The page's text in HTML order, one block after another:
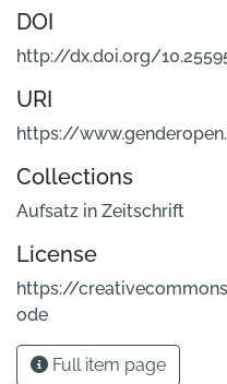
DOI
http://dx.doi.org/
URI
https://
Collections
Aufsatz in Zeitschrift
License
https://
ode
Full item page